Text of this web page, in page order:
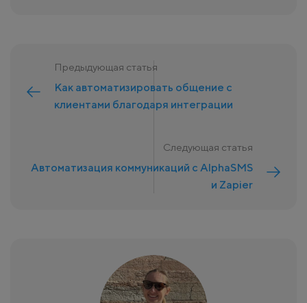
Предыдующая статья
Как автоматизировать общение с
клиентами благодаря интеграции
Следующая статья
Автоматизация коммуникаций с AlphaSMS
и Zapier